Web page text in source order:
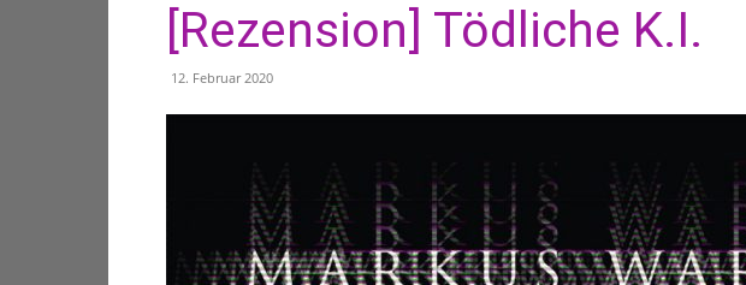
[Rezension] Tödliche K.I.
12. Februar 2020